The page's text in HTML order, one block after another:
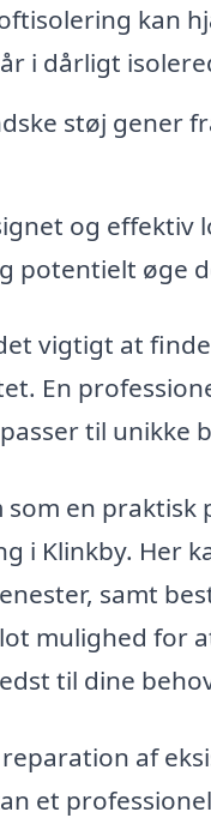
kan
i dårligt
støj gener
og effektiv
potentielt øge
vigtigt at
En
til unikke
en
i Klinkby. Her
samt
mulighed for
til dine
af
et